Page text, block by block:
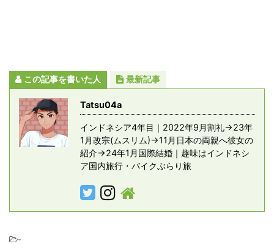
この記事を書いた人 最新記事
Tatsu04a
インドネシア4年目｜2022年9月割礼→23年
1月改宗(ムスリム)→11月日本の両親へ彼女の
紹介→24年1月国際結婚｜趣味はインドネシ
ア国内旅行・バイクぶらり旅
-